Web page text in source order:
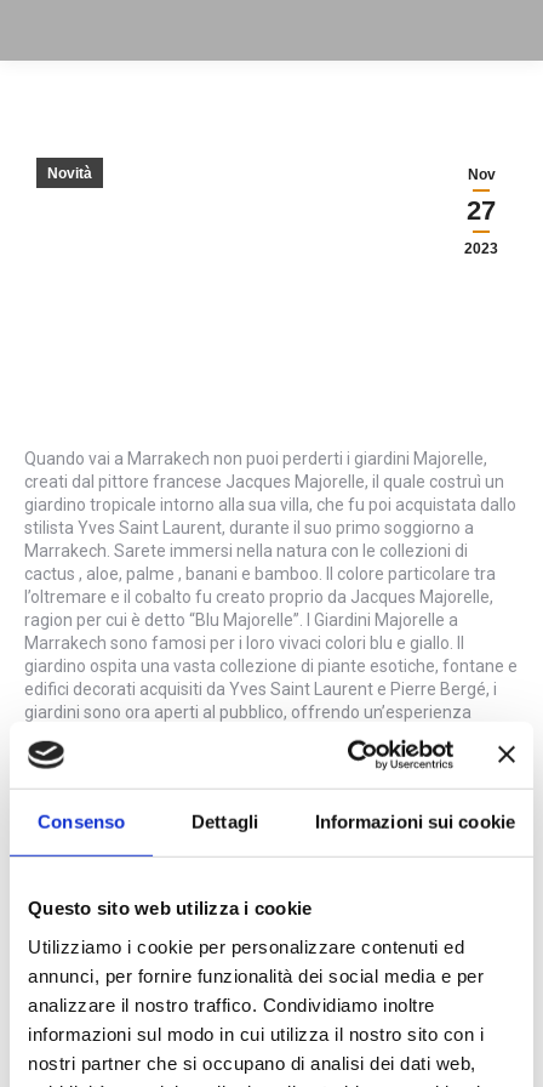
Consenso Dettagli Informazioni sui cookie
Questo sito web utilizza i cookie
Utilizziamo i cookie per personalizzare contenuti ed
annunci, per fornire funzionalità dei social media e per
analizzare il nostro traffico. Condividiamo inoltre
informazioni sul modo in cui utilizza il nostro sito con i
nostri partner che si occupano di analisi dei dati web,
Nov
27
2023
Novità
Quando vai a Marrakech non puoi perderti i giardini Majorelle,
creati dal pittore francese Jacques Majorelle, il quale costruì un
giardino tropicale intorno alla sua villa, che fu poi acquistata dallo
stilista Yves Saint Laurent, durante il suo primo soggiorno a
Marrakech. Sarete immersi nella natura con le collezioni di
cactus , aloe, palme , banani e bamboo. Il colore particolare tra
l’oltremare e il cobalto fu creato proprio da Jacques Majorelle,
ragion per cui è detto “Blu Majorelle”. I Giardini Majorelle a
Marrakech sono famosi per i loro vivaci colori blu e giallo. Il
giardino ospita una vasta collezione di piante esotiche, fontane e
edifici decorati acquisiti da Yves Saint Laurent e Pierre Bergé, i
giardini sono ora aperti al pubblico, offrendo un’esperienza